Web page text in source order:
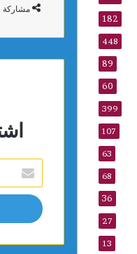
مشاركة
بريدك
الإلكتروني
182
448
89
60
399
107
63
68
36
27
13